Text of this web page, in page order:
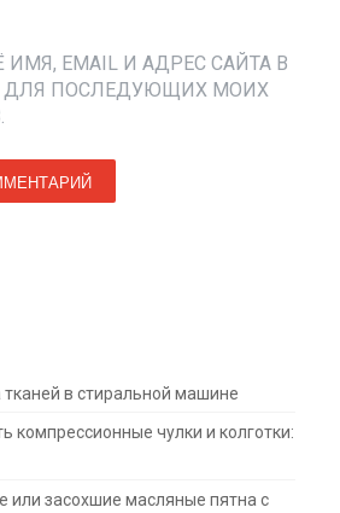
EMAIL И АДРЕС САЙТА В
ДЛЯ ПОСЛЕДУЮЩИХ МОИХ
в стиральной машине
компрессионные чулки и колготки:
или засохшие масляные пятна с